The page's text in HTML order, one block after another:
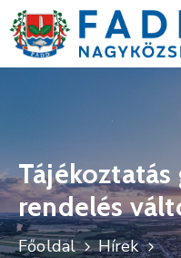
Hivatal
Fadd
Nagyközség
rendelés
Főoldal
Hírek